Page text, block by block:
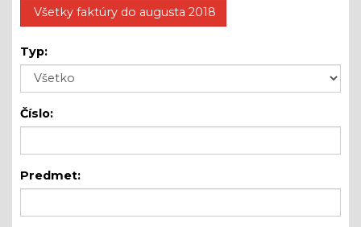
Všetky faktúry do augusta 2018
Typ:
Číslo:
Predmet: